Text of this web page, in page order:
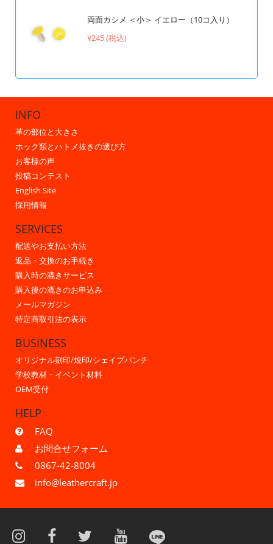
両面カシメ ＜小＞ イエロー（10コ入り）
¥245 (税込)
INFO
革の部位と大きさ
ホック類とハトメ抜きの選び方
お客様の声
投稿コンテスト
English Site
採用情報
SERVICES
配送やお支払い方法
返品・交換のお手続き
購入時の漉きサービス
購入後の漉きのお申込み
メールマガジン
特定商取引法の表示
BUSINESS
オリジナル刻印/焼印/シェイプパンチ
学校教材・イベント材料
OEM受付
HELP
FAQ
お問合せフォーム
0867-42-8004
info@leathercraft.jp